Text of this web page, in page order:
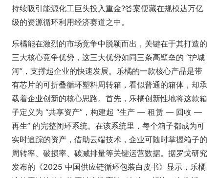
持续吸引能源化工巨头投入重金?答案便藏在规模达万亿
级的资源循环利用经济赛道之中。
乐橘能在激烈的市场竞争中脱颖而出，关键在于其打造的
三大核心竞争优势，这三大优势如同三条高壁垒的 “护城
河”，支撑起企业的快速发展。乐橘的一款核心产品是带
有芯片的可折叠循环塑料周转箱，看似普通的箱体，却承
载着企业创新的核心思路。首先，乐橘创新性地将这款箱
子定义为 “共享资产”，构建起 “生产 — 租赁 — 回收 —
再生” 的完整闭环系统。在该系统里，每个箱子都成为可
实时追踪的资产，借助云端技术，企业可随时掌握箱子的
周转率、破损率、碳减排量等关键运营数据。据罗戈研究
发布的《2025 中国供应链循环包装白皮书》显示，乐橘